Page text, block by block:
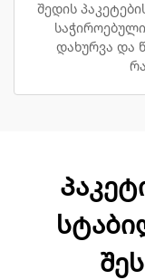
შედის
დახურვა და